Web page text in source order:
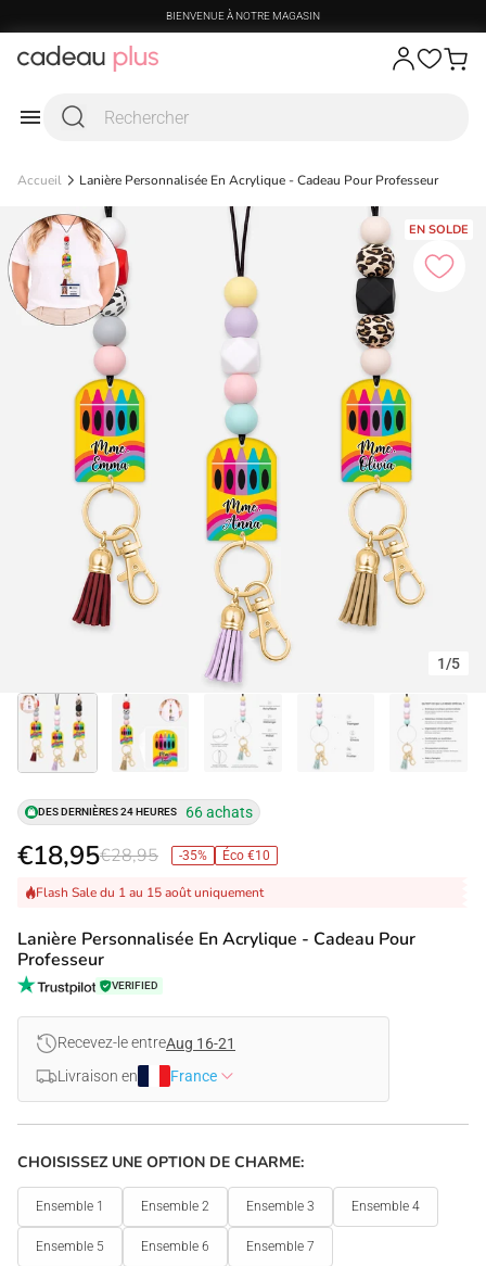
BIENVENUE À NOTRE MAGASIN
Accueil Lanière Personnalisée En Acrylique - Cadeau Pour Professeur
EN SOLDE
1/5
DES DERNIÈRES 24 HEURES 66 achats
€18,95€28,95 -35% Éco €10
Flash Sale du 1 au 15 août uniquement
Lanière Personnalisée En Acrylique - Cadeau Pour
Professeur
VERIFIED
Recevez-le entreAug 16-21
Livraison en
France
CHOISISSEZ UNE OPTION DE CHARME:
Ensemble 1 Ensemble 2 Ensemble 3 Ensemble 4
Ensemble 5 Ensemble 6 Ensemble 7